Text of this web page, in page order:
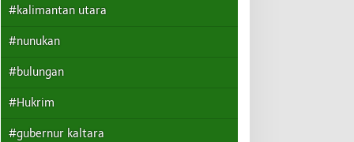
#kalimantan utara
#nunukan
#bulungan
#Hukrim
#gubernur kaltara